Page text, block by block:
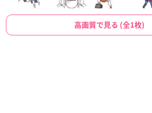
高画質で見る (全1枚)